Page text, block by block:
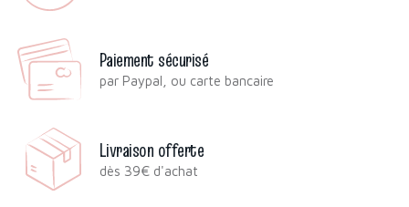
Paiement sécurisé
par Paypal, ou carte bancaire
Livraison offerte
dès 39€ d'achat